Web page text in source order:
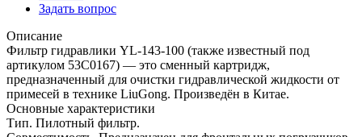
Задать вопрос
Описание
Фильтр гидравлики YL-143-100 (также известный под
артикулом 53C0167) — это сменный картридж,
предназначенный для очистки гидравлической жидкости от
примесей в технике LiuGong. Произведён в Китае.
Основные характеристики
Тип. Пилотный фильтр.